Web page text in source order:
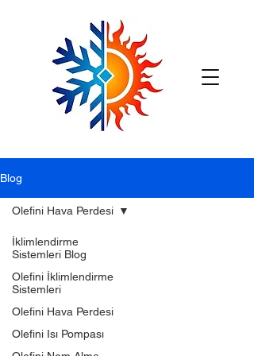
Blog
İklimlendirme
Sistemleri Blog
Olefini İklimlendirme
Sistemleri
Olefini Hava Perdesi
Olefini Isı Pompası
Olefini Hava Perdesi